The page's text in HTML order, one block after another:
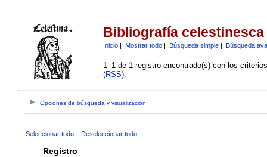
Bibliografía celestinesca
Inicio| Mostrar todo| Búsqueda simple| Búsqueda
1–1 de 1 registro encontrado(s) con los
(RSS):
Opciones de búsqueda y visualización
Seleccionar todo Deseleccionar todo
Registro